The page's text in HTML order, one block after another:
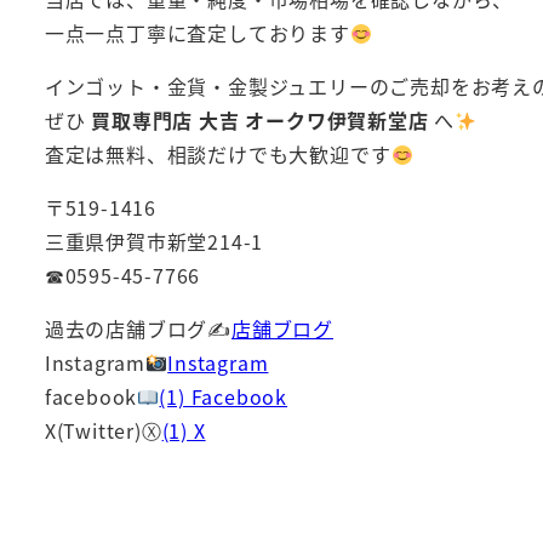
一点一点丁寧に査定しております
インゴット・金貨・金製ジュエリーのご売却をお考え
ぜひ 買取専門店 大吉 オークワ伊賀新堂店 へ
査定は無料、相談だけでも大歓迎です
〒519-1416
三重県伊賀市新堂214-1
☎0595-45-7766
過去の店舗ブログ✍店舗ブログ
Instagram
Instagram
facebook
(1) Facebook
X(Twitter)Ⓧ(1) X